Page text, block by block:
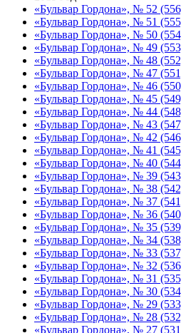
«Бульвар Гордона», № 52
«Бульвар Гордона», № 51
«Бульвар Гордона», № 50
«Бульвар Гордона», № 49
«Бульвар Гордона», № 48
«Бульвар Гордона», № 47
«Бульвар Гордона», № 46
«Бульвар Гордона», № 45
«Бульвар Гордона», № 44
«Бульвар Гордона», № 43
«Бульвар Гордона», № 42
«Бульвар Гордона», № 41
«Бульвар Гордона», № 40
«Бульвар Гордона», № 39
«Бульвар Гордона», № 38
«Бульвар Гордона», № 37
«Бульвар Гордона», № 36
«Бульвар Гордона», № 35
«Бульвар Гордона», № 34
«Бульвар Гордона», № 33
«Бульвар Гордона», № 32
«Бульвар Гордона», № 31
«Бульвар Гордона», № 30
«Бульвар Гордона», № 29
«Бульвар Гордона», № 28
«Бульвар Гордона», № 27